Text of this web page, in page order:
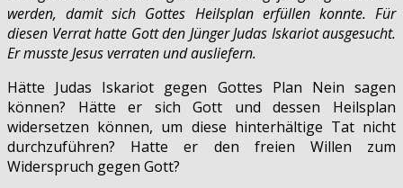
werden, damit sich Gottes Heilsplan erfüllen konnte. Für
diesen Verrat hatte Gott den Jünger Judas Iskariot ausgesucht.
Er musste Jesus verraten und ausliefern.
Hätte Judas Iskariot gegen Gottes Plan Nein sagen
können? Hätte er sich Gott und dessen Heilsplan
widersetzen können, um diese hinterhältige Tat nicht
durchzuführen? Hatte er den freien Willen zum
Widerspruch gegen Gott?